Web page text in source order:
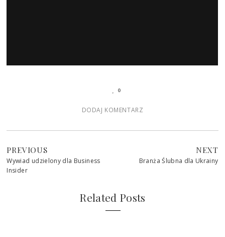
0
DODAJ KOMENTARZ
PREVIOUS
Wywiad udzielony dla Business
Insider
NEXT
Branża Ślubna dla Ukrainy
Related Posts